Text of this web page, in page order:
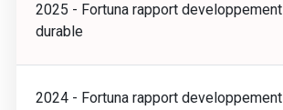
2025 - Fortuna rapport developpement
durable
2024 - Fortuna rapport developpement